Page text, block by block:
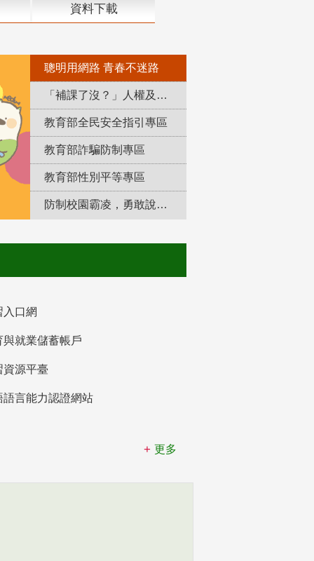
資料下載
聰明用網路 青春不迷路
「補課了沒？」人權及轉型正義教育專區
教育部全民安全指引專區
教育部詐騙防制專區
教育部性別平等專區
防制校園霸凌，勇敢說出來！
入口網
與就業儲蓄帳戶
資源平臺
語言能力認證網站
更多